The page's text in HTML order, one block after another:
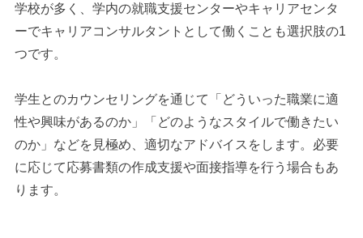
学校が多く、学内の就職支援センターやキャリアセンタ
ーでキャリアコンサルタントとして働くことも選択肢の1
つです。
学生とのカウンセリングを通じて「どういった職業に適
性や興味があるのか」「どのようなスタイルで働きたい
のか」などを見極め、適切なアドバイスをします。必要
に応じて応募書類の作成支援や面接指導を行う場合もあ
ります。